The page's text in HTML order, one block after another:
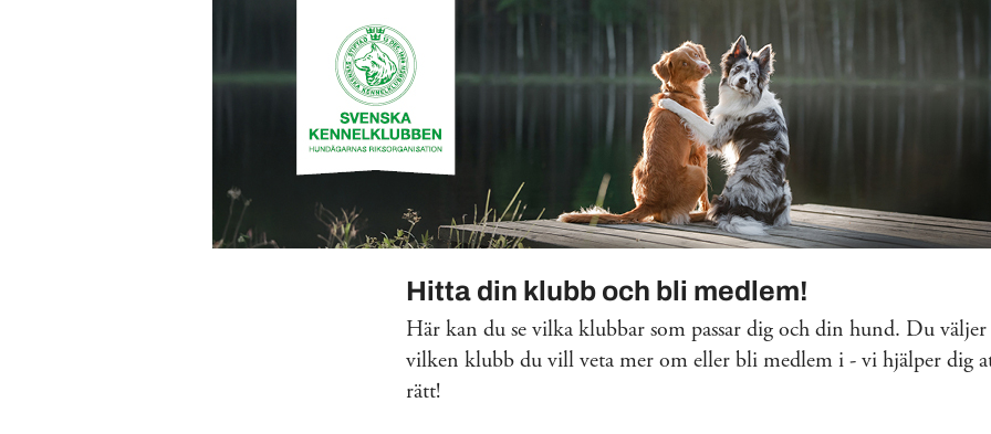
Hitta din klubb och bli medlem!
Här kan du se vilka klubbar som passar dig och din hund. Du väljer
vilken klubb du vill veta mer om eller bli medlem i - vi hjälper dig
rätt!